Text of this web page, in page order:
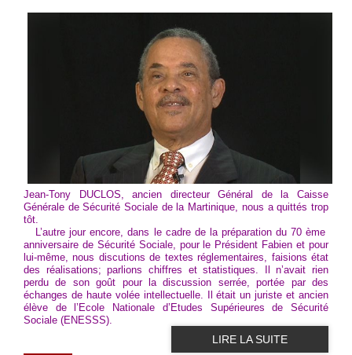
Jean-Tony DUCLOS, ancien directeur Général de la Caisse
Générale de Sécurité Sociale de la Martinique, nous a quittés trop
tôt.
L’autre jour encore, dans le cadre de la préparation du 70 ème
anniversaire de Sécurité Sociale, pour le Président Fabien et pour
lui-même, nous discutions de textes réglementaires, faisions état
des réalisations; parlions chiffres et statistiques. Il n’avait rien
perdu de son goût pour la discussion serrée, portée par des
échanges de haute volée intellectuelle. Il était un juriste et ancien
élève de l’Ecole Nationale d’Etudes Supérieures de Sécurité
Sociale (ENESSS).
LIRE LA SUITE